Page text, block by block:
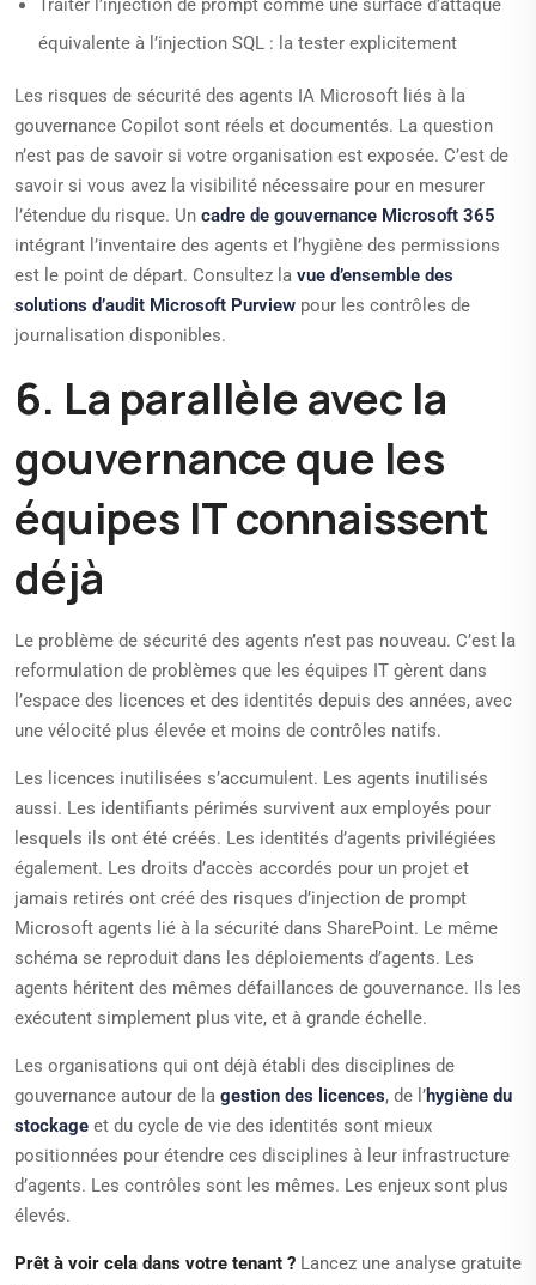
Traiter l’injection de prompt comme une surface d’attaque
équivalente à l’injection SQL : la tester explicitement
Les risques de sécurité des agents IA Microsoft liés à la
gouvernance Copilot sont réels et documentés. La question
n’est pas de savoir si votre organisation est exposée. C’est de
savoir si vous avez la visibilité nécessaire pour en mesurer
l’étendue du risque. Un cadre de gouvernance Microsoft 365
intégrant l’inventaire des agents et l’hygiène des permissions
est le point de départ. Consultez la vue d’ensemble des
solutions d’audit Microsoft Purview pour les contrôles de
journalisation disponibles.
6. La parallèle avec la
gouvernance que les
équipes IT connaissent
déjà
Le problème de sécurité des agents n’est pas nouveau. C’est la
reformulation de problèmes que les équipes IT gèrent dans
l’espace des licences et des identités depuis des années, avec
une vélocité plus élevée et moins de contrôles natifs.
Les licences inutilisées s’accumulent. Les agents inutilisés
aussi. Les identifiants périmés survivent aux employés pour
lesquels ils ont été créés. Les identités d’agents privilégiées
également. Les droits d’accès accordés pour un projet et
jamais retirés ont créé des risques d’injection de prompt
Microsoft agents lié à la sécurité dans SharePoint. Le même
schéma se reproduit dans les déploiements d’agents. Les
agents héritent des mêmes défaillances de gouvernance. Ils les
exécutent simplement plus vite, et à grande échelle.
Les organisations qui ont déjà établi des disciplines de
gouvernance autour de la gestion des licences, de l’hygiène du
stockage et du cycle de vie des identités sont mieux
positionnées pour étendre ces disciplines à leur infrastructure
d’agents. Les contrôles sont les mêmes. Les enjeux sont plus
élevés.
Prêt à voir cela dans votre tenant ? Lancez une analyse gratuite